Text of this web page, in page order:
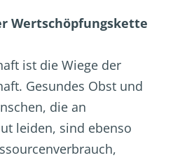
Wertschöpfungskette
ist die Wiege der
Gesundes Obst und
die an
leiden, sind ebenso